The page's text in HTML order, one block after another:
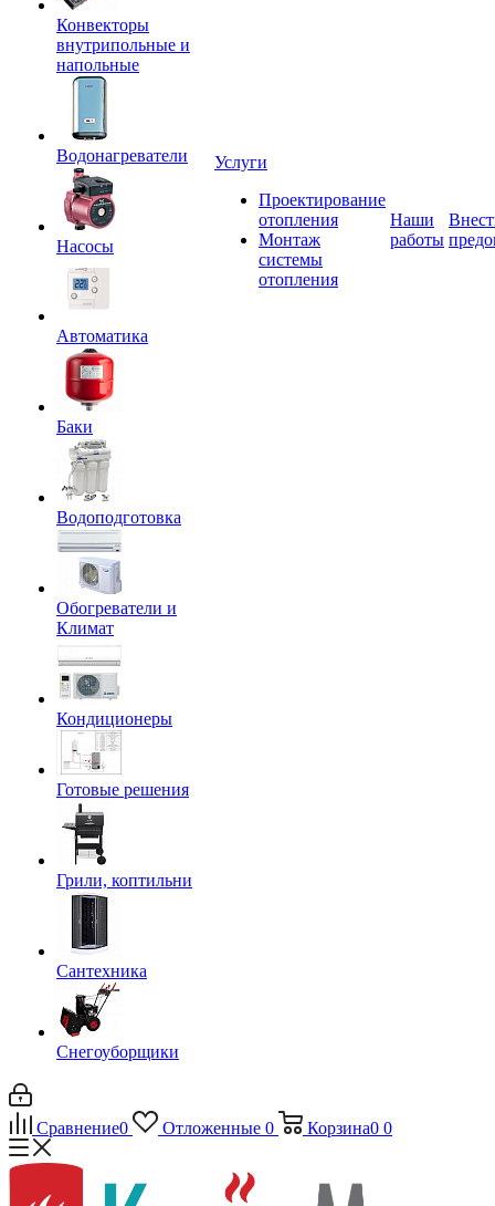
Конвекторы
внутрипольные и
напольные
Водонагреватели
Насосы
Автоматика
Баки
Водоподготовка
Обогреватели и
Климат
Кондиционеры
Готовые решения
Грили, коптильни
Сантехника
Снегоуборщики
Услуги
Проектирование
отопления
Монтаж
системы
отопления
Наши
работы
Сравнение0 Отложенные 0 Корзина0 0